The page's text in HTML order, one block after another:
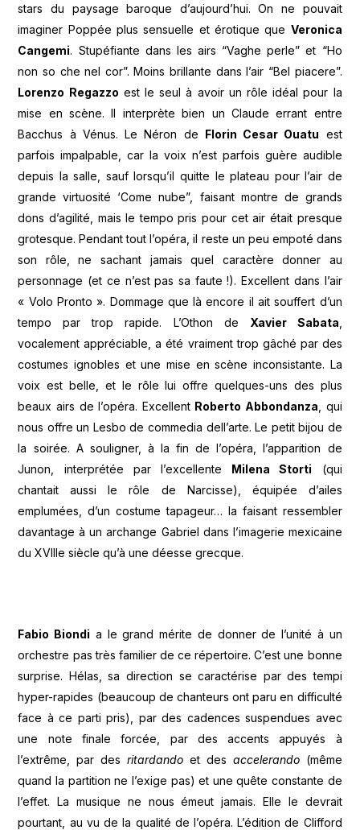
stars du paysage baroque d’aujourd’hui. On ne pouvait
imaginer Poppée plus sensuelle et érotique que Veronica
Cangemi. Stupéfiante dans les airs “Vaghe perle” et “Ho
non so che nel cor”. Moins brillante dans l’air “Bel piacere”.
Lorenzo Regazzo est le seul à avoir un rôle idéal pour la
mise en scène. Il interprète bien un Claude errant entre
Bacchus à Vénus. Le Néron de Florin Cesar Ouatu est
parfois impalpable, car la voix n’est parfois guère audible
depuis la salle, sauf lorsqu’il quitte le plateau pour l’air de
grande virtuosité ‘Come nube”, faisant montre de grands
dons d’agilité, mais le tempo pris pour cet air était presque
grotesque. Pendant tout l’opéra, il reste un peu empoté dans
son rôle, ne sachant jamais quel caractère donner au
personnage (et ce n’est pas sa faute !). Excellent dans l’air
« Volo Pronto ». Dommage que là encore il ait souffert d’un
tempo par trop rapide. L’Othon de Xavier Sabata
vocalement appréciable, a été vraiment trop gâché par des
costumes ignobles et une mise en scène inconsistante. La
voix est belle, et le rôle lui offre quelques-uns des plus
beaux airs de l’opéra. Excellent Roberto Abbondanza , qui
nous offre un Lesbo de commedia dell’arte. Le petit bijou de
la soirée. A souligner, à la fin de l’opéra, l’apparition de
Junon, interprétée par l’excellente Milena Storti (qui
chantait aussi le rôle de Narcisse), équipée d’ailes
emplumées, d’un costume tapageur… la faisant ressembler
davantage à un archange Gabriel dans l’imagerie mexicaine
du XVIIIe siècle qu’à une déesse grecque.
Fabio Biondi a le grand mérite de donner de l’unité à un
orchestre pas très familier de ce répertoire. C’est une bonne
surprise. Hélas, sa direction se caractérise par des tempi
hyper-rapides (beaucoup de chanteurs ont paru en difficulté
face à ce parti pris), par des cadences suspendues avec
une note finale forcée, par des accents appuyés à
l’extrême, par des ritardando et des accelerando(même
quand la partition ne l’exige pas) et une quête constante de
l’effet. La musique ne nous émeut jamais. Elle le devrait
pourtant, au vu de la qualité de l’opéra. L’édition de Clifford